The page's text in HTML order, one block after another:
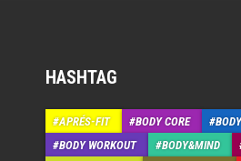
HASHTAG
APRÉS-FIT BODY CORE
BODY WORKOUT
BODY&MIND